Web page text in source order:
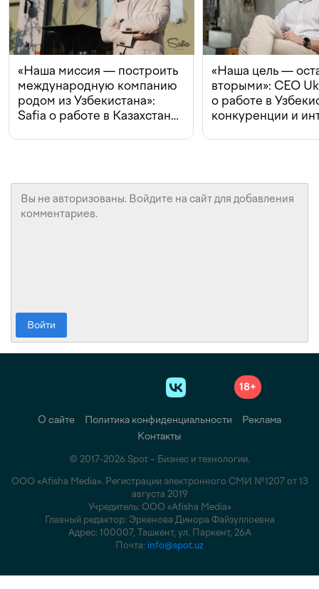
«Наша миссия — построить
международную компанию
родом из Узбекистана»:
Safia о работе в Казахстане,
«Наша цель —
вторыми»: CEO
о работе в
конкуренции и
Войти
18+
О сайте Политика конфиденциальности
Реклама
Контакты
© 2017-2026 Spot – Бизнес и технологии.
ООО «Afisha Media». Регистрации электронного СМИ №1207 от 13
августа 2019
Учредитель: ООО «Afisha Media»
Главный редактор: Эркенова Динора Файзуллоевна
Адрес: 100007, Ташкент, ул. Паркент, 26А
Почта: info@spot.uz